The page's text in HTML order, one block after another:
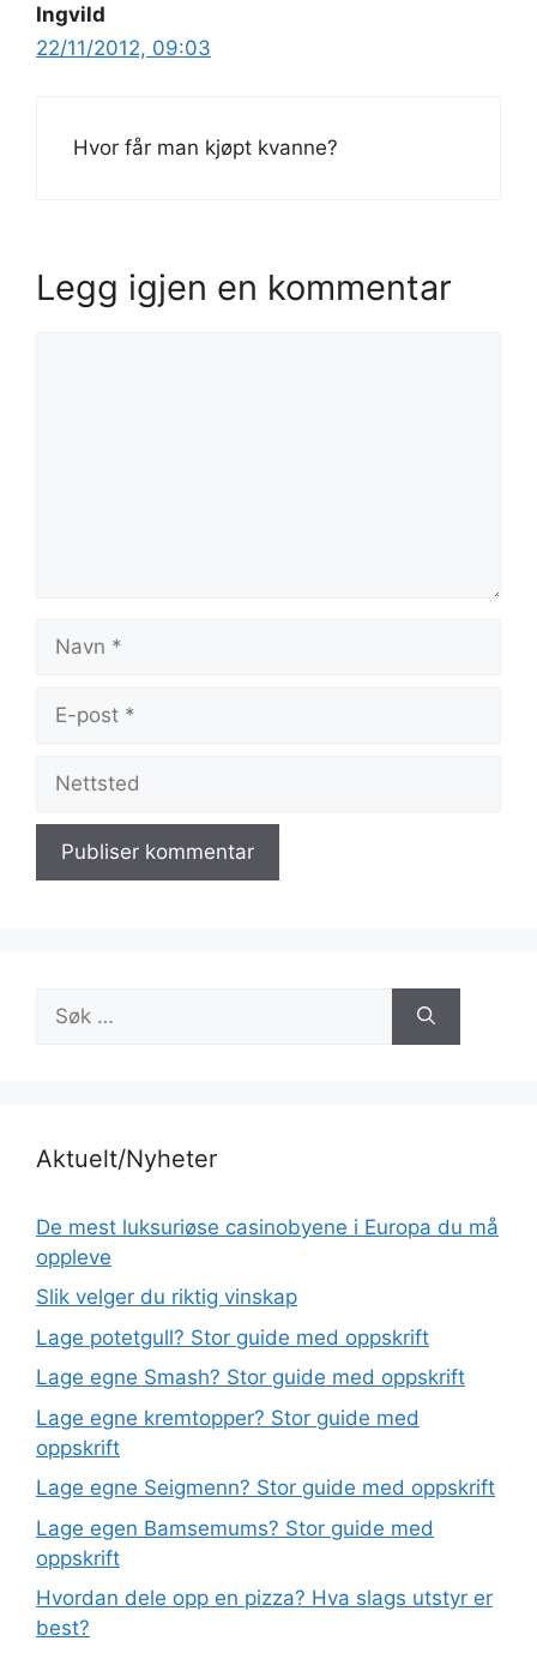
Ingvild
22/11/2012, 09:03
Hvor får man kjøpt kvanne?
Legg igjen en kommentar
post
etter:
Aktuelt/Nyheter
De mest luksuriøse casinobyene i Europa du må
oppleve
Slik velger du riktig vinskap
Lage potetgull? Stor guide med oppskrift
Lage egne Smash? Stor guide med oppskrift
Lage egne kremtopper? Stor guide med
oppskrift
Lage egne Seigmenn? Stor guide med oppskrift
Lage egen Bamsemums? Stor guide med
oppskrift
Hvordan dele opp en pizza? Hva slags utstyr er
best?